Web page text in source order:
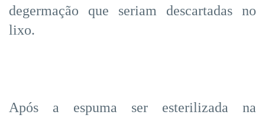
degermação que seriam descartadas no
lixo.
Após a espuma ser esterilizada na